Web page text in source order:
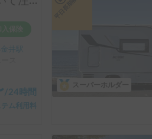
井駅
/24時間
テム利用料